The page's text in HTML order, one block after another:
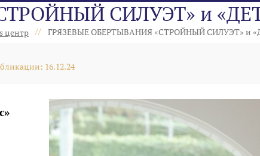
СИЛУЭТ» и
центр // ГРЯЗЕВЫЕ ОБЕРТЫВАНИЯ «СТРОЙНЫЙ СИЛУЭТ» и
16.12.24